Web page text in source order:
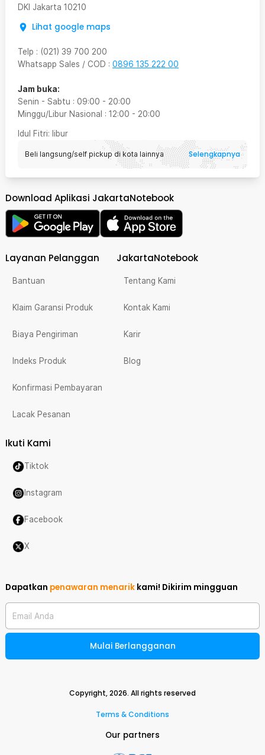
DKI Jakarta 10210
Lihat google maps
Telp : (021) 39 700 200
Whatsapp Sales / COD : 0896 135 222 00
Jam buka:
Senin - Sabtu : 09:00 - 20:00
Minggu/Libur Nasional : 12:00 - 20:00
Idul Fitri: libur
Beli langsung/self pickup di kota lainnya Selengkapnya
Download Aplikasi JakartaNotebook
Layanan Pelanggan
Bantuan
Klaim Garansi Produk
Biaya Pengiriman
Indeks Produk
Konfirmasi Pembayaran
Lacak Pesanan
JakartaNotebook
Tentang Kami
Kontak Kami
Karir
Blog
Ikuti Kami
Tiktok
Instagram
Facebook
X
Dapatkan penawaran menarik kami! Dikirim mingguan
Email Anda
Mulai Berlangganan
Copyright,2026. All rights reserved
Terms & Conditions
Our partners